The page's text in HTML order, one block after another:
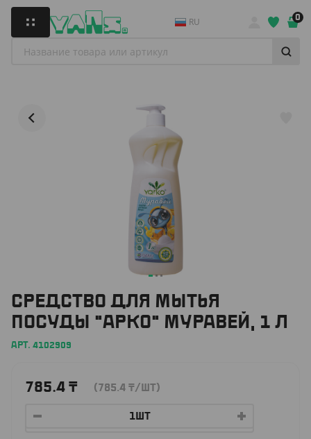
RU 0
СРЕДСТВО ДЛЯ МЫТЬЯ
ПОСУДЫ "АРКО" МУРАВЕЙ, 1 Л
АРТ. 4102909
785.4 ₸ (785.4 ₸/ШТ)